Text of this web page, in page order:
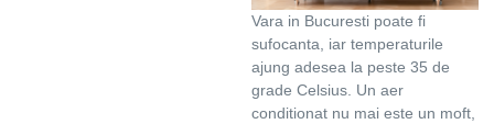
Vara in Bucuresti poate fi
sufocanta, iar temperaturile
ajung adesea la peste 35 de
grade Celsius. Un aer
conditionat nu mai este un moft,